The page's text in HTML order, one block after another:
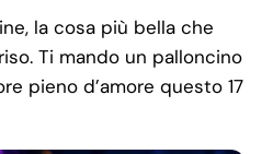
la cosa più bella che
Ti mando un palloncino
pieno d’amore questo 17